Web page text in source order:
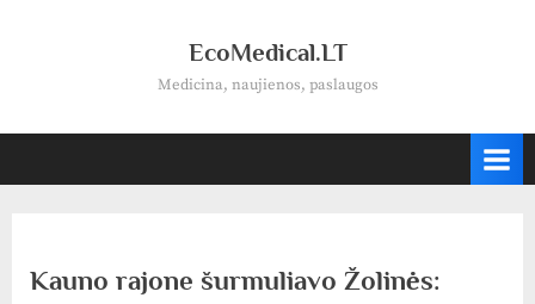
EcoMedical.LT
Medicina, naujienos, paslaugos
Kauno rajone šurmuliavo Žolinės: